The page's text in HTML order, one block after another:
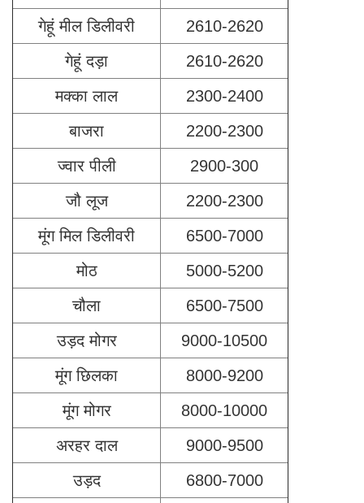
गेहूं मील डिलीवरी
2610-2620
गेहूं दड़ा
2610-2620
मक्का लाल
2300-2400
बाजरा
2200-2300
ज्वार पीली
2900-300
जौ लूज
2200-2300
मूंग मिल डिलीवरी
6500-7000
मोठ
5000-5200
चौला
6500-7500
उड़द मोगर
9000-10500
मूंग छिलका
8000-9200
मूंग मोगर
8000-10000
अरहर दाल
9000-9500
उड़द
6800-7000